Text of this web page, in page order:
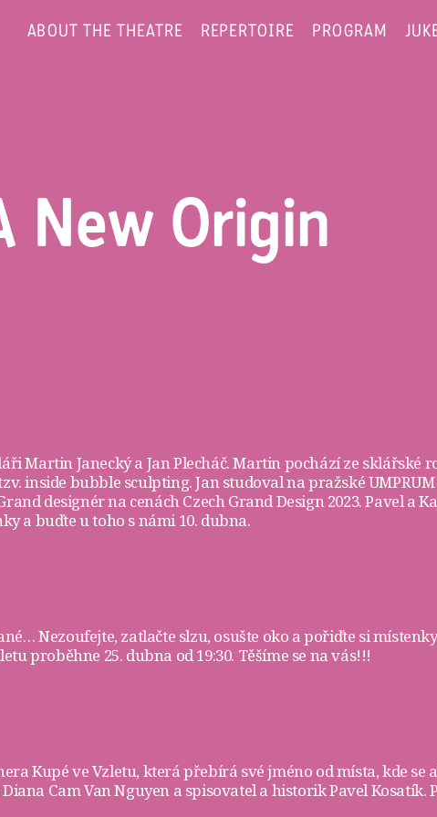
ABOUT THE THEATRE REPERTOIRE PROGRAM
New Origin
Martin Janeckýa Jan Plecháč. Martin pochází ze sklářské
inside bubble sculpting. Jan studoval na pražské
designér na cenách Czech Grand Design 2023. Pavel a
a buďte u toho s námi 10. dubna.
Nezoufejte, zatlačte slzu, osušte oko a pořiďte simístenky
proběhne 25. dubna od 19:30. Těšíme se na vás!!!
Kupé ve Vzletu, která přebírá své jméno od místa, kde
Cam Van Nguyen a spisovatel a historik Pavel Kosatík.